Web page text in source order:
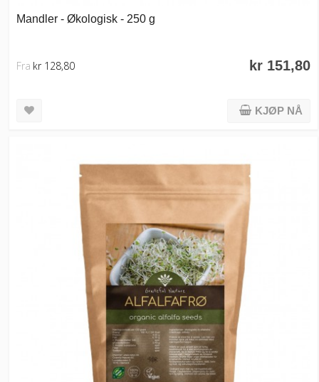
Mandler - Økologisk - 250 g
kr 151,80
Fra kr 128,80
KJØP NÅ